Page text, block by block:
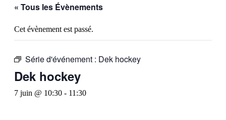
« Tous les Évènements
Cet évènement est passé.
Série d'événement : Dek hockey
Dek hockey
7 juin @ 10:30 - 11:30